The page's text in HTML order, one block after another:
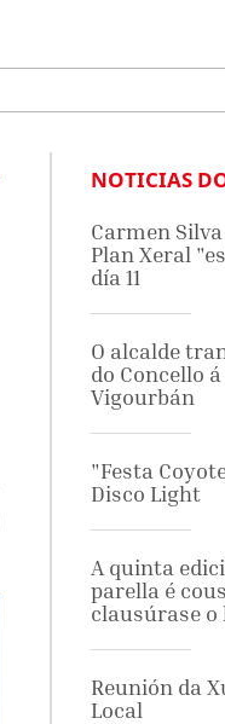
NOTICIAS
Carmen
Plan Xeral
día 11
O alcalde
do Concello
Vigourbán
"Festa
Disco Light
A quinta
parella é
clausúrase o
Reunión da
Local